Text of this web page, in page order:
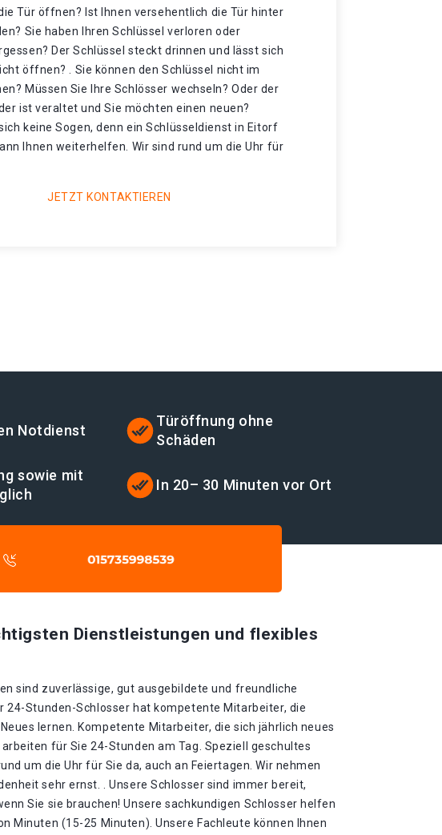
Tür öffnen? Ist Ihnen versehentlich die Tür hinter
Sie haben Ihren Schlüssel verloren oder
Der Schlüssel steckt drinnen und lässt sich
öffnen? . Sie können den Schlüssel nicht im
Müssen Sie Ihre Schlösser wechseln? Oder der
ist veraltet und Sie möchten einen neuen?
keine Sogen, denn ein Schlüsseldienst in Eitorf
Ihnen weiterhelfen. Wir sind rund um die Uhr für
JETZT KONTAKTIEREN
Notdienst
Türöffnung ohne
Schäden
sowie mit
In 20– 30 Minuten vor Ort
Dienstleistungen und flexibles
sind zuverlässige, gut ausgebildete und freundliche
24-Stunden-Schlosser hat kompetente Mitarbeiter, die
lernen. Kompetente Mitarbeiter, die sich jährlich neues
arbeiten für Sie 24-Stunden am Tag. Speziell geschultes
um die Uhr für Sie da, auch an Feiertagen. Wir nehmen
sehr ernst. . Unsere Schlosser sind immer bereit,
Sie sie brauchen! Unsere sachkundigen Schlosser helfen
Minuten (15-25 Minuten). Unsere Fachleute können Ihnen